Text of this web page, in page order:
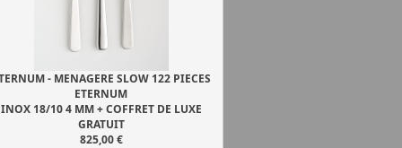
- MENAGERE SLOW 122 PIECES
ETERNUM
INOX 18/10 4 MM + COFFRET DE LUXE
GRATUIT
825,00 €